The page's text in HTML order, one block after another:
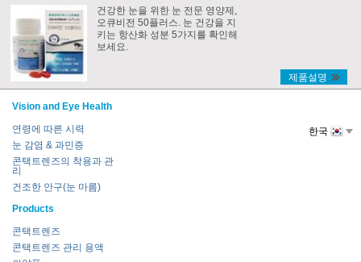
건강한 눈을 위한 눈 전문 영양제,
오큐비전 50플러스. 눈 건강을 지
키는 항산화 성분 5가지를 확인해
보세요.
제품설명
Vision and Eye Health
연령에 따른 시력
눈 감염 & 과민증
콘택트렌즈의 착용과 관
리
건조한 안구(눈 마름)
Products
콘택트렌즈
콘택트렌즈 관리 용액
한국